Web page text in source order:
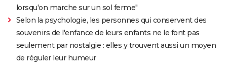
lorsqu'on marche sur un sol ferme"
Selon la psychologie, les personnes qui conservent des
souvenirs de l'enfance de leurs enfants ne le font pas
seulement par nostalgie : elles y trouvent aussi un moyen
de réguler leur humeur